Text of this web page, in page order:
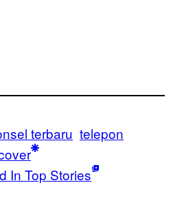
terbaru telepon
In Top Stories